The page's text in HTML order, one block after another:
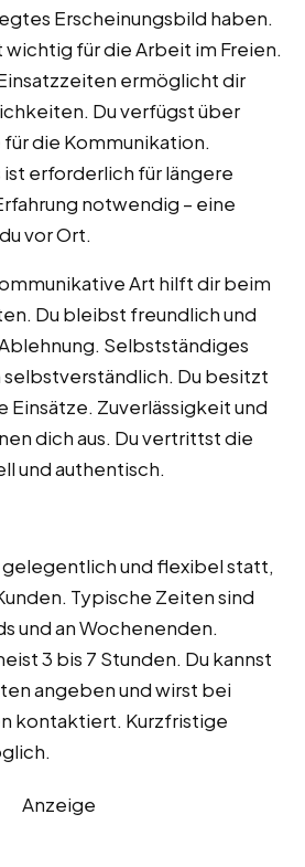
Erscheinungsbild haben.
für die Arbeit im Freien.
ermöglicht dir
Du verfügst über
die Kommunikation.
erforderlich für längere
notwendig – eine
vor Ort.
Art hilft dir beim
Du bleibst freundlich und
Selbstständiges
Du besitzt
Einsätze. Zuverlässigkeit und
dich aus. Du vertrittst die
und authentisch.
und flexibel statt,
Typische Zeiten sind
und an Wochenenden.
3 bis 7 Stunden. Du kannst
angeben und wirst bei
kontaktiert. Kurzfristige
Anzeige